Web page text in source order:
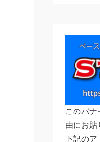
このバナ
由にお貼
下記のア